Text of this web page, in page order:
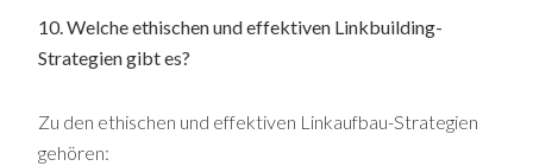
10. Welche ethischen und effektiven Linkbuilding-
Strategien gibt es?
Zu den ethischen und effektiven Linkaufbau-Strategien
gehören: